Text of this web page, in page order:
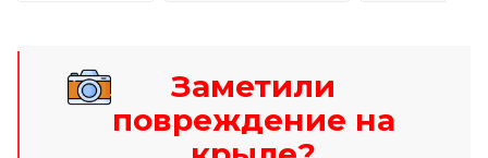
Заметили
повреждение на